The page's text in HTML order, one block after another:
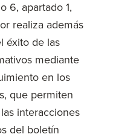
6, apartado 1,
realiza además
éxito de las
mediante
en los
que permiten
interacciones
del boletín